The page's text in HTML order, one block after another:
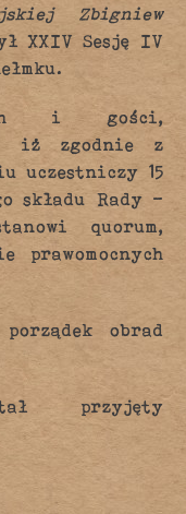
Zbigniew
XXIV Sesję IV
i gości,
iż zgodnie z
uczestniczy 15
składu Rady –
quorum,
prawomocnych
porządek obrad
przyjęty